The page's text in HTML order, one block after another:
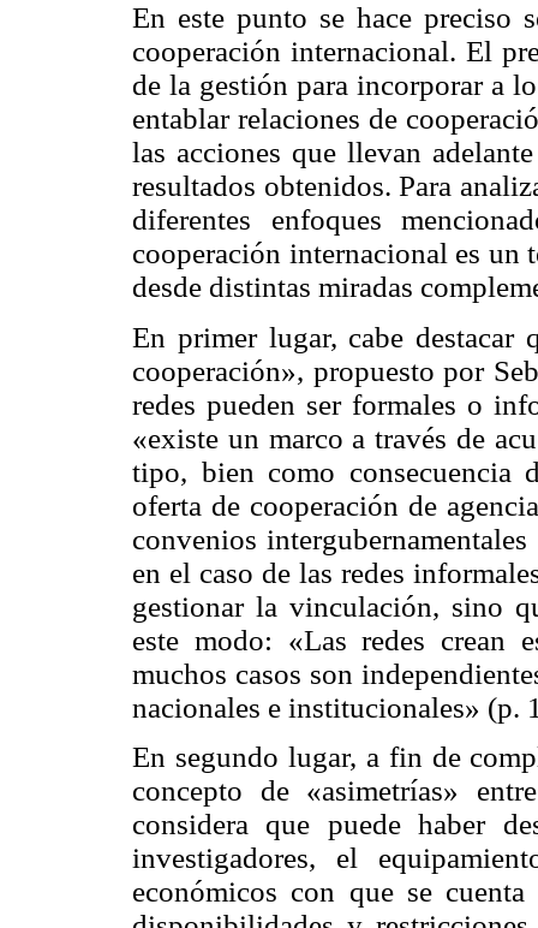
En este punto se hace preciso
cooperación internacional. El
de la gestión para incorporar a
entablar relaciones de
las acciones que llevan
resultados obtenidos. Para
diferentes enfoques
cooperación internacional es un
desde distintas miradas
En primer lugar, cabe destacar
cooperación», propuesto por
redes pueden ser formales o
«existe un marco a través de
tipo, bien como consecuencia
oferta de cooperación de
convenios
en el caso de las redes
gestionar la vinculación, sino
este modo: «Las redes crean
muchos casos son
nacionales e institucionales» (p.
En segundo lugar, a fin de
concepto de «asimetrías»
considera que puede haber
investigadores, el
económicos con que se